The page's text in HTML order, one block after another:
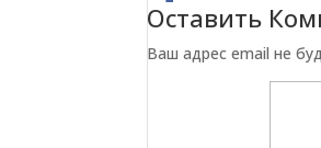
Оставить
Ваш адрес email не